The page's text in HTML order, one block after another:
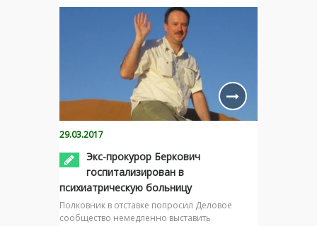
29.03.2017
Экс-прокурор Беркович
госпитализирован в
психиатрическую больницу
Полковник в отставке попросил Деловое
сообщество немедленно выставить